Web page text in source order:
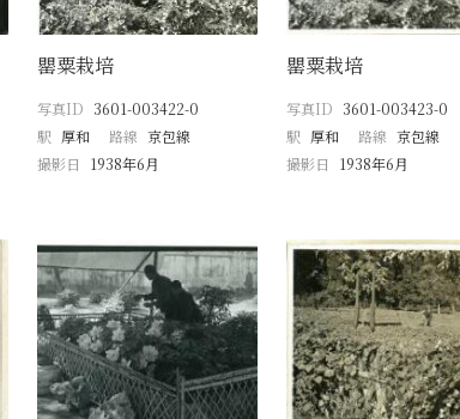
罌粟栽培
写真ID 3601-003422-0
駅 厚和 路線 京包線
撮影日
1938年6月
罌粟栽培
写真ID 3601-003423-0
駅 厚和 路線 京包線
撮影日
1938年6月